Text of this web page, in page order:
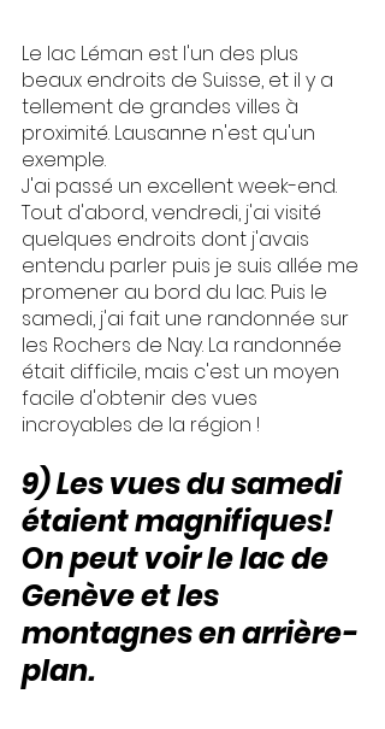
Le lac Léman est l'un des plus
beaux endroits de Suisse, et il y a
tellement de grandes villes à
proximité. Lausanne n'est qu'un
exemple.
J'ai passé un excellent week-end.
Tout d'abord, vendredi, j'ai visité
quelques endroits dont j'avais
entendu parler puis je suis allée me
promener au bord du lac. Puis le
samedi, j'ai fait une randonnée sur
les Rochers de Nay. La randonnée
était difficile, mais c'est un moyen
facile d'obtenir des vues
incroyables de la région !
9) Les vues du samedi
étaient magnifiques!
On peut voir le lac de
Genève et les
montagnes en arrière-
plan.